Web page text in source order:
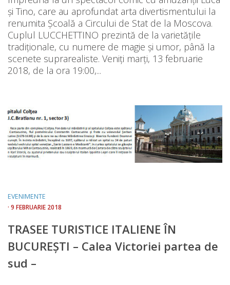
și Tino, care au aprofundat arta divertismentului la
renumita Școală a Circului de Stat de la Moscova.
Cuplul LUCCHETTINO prezintă de la varietățile
tradiționale, cu numere de magie și umor, până la
scenete suprarealiste. Veniți marți, 13 februarie
2018, de la ora 19:00,...
EVENIMENTE
· 9 FEBRUARIE 2018
TRASEE TURISTICE ITALIENE ÎN
BUCUREȘTI – Calea Victoriei partea de
sud –